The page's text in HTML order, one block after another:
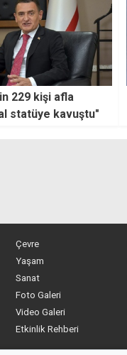
229 kişi afla
statüye kavuştu"
Çevre
Yaşam
Sanat
Foto Galeri
Video Galeri
Etkinlik Rehberi